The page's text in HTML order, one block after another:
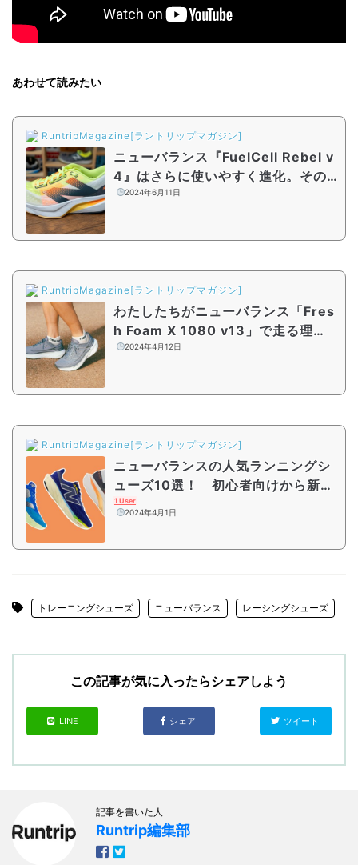
あわせて読みたい
RuntripMagazine[ラントリップマガジン]
ニューバランス『FuelCell Rebel v
4』はさらに使いやすく進化。その
性能をシューズアドバイザーがレビ
2024年6月11日
RuntripMagazine[ラントリップマガジン]
わたしたちがニューバランス「Fres
h Foam X 1080 v13」で走る理
由。どんなランナーからも愛される
2024年4月12日
RuntripMagazine[ラントリップマガジン]
ニューバランスの人気ランニングシ
ューズ10選！ 初心者向けから新作
の厚底シューズまで紹介
1 User
2024年4月1日
トレーニングシューズ ニューバランス レーシングシューズ
この記事が気に入ったらシェアしよう
LINE シェア ツイート
記事を書いた人
Runtrip編集部